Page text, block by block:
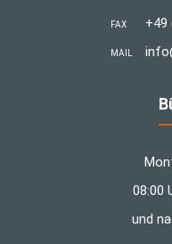
FAX +49
MAIL
08:00
und